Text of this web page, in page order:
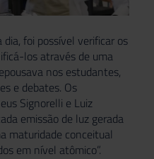
foi possível verificar os
los através de uma
nos estudantes,
e debates. Os
Signorelli e Luiz
emissão de luz gerada
maturidade conceitual
em nível atômico”.